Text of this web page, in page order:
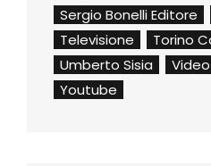
Sergio Bonelli Editore
Televisione
Torino
Umberto Sisia
Video
Youtube